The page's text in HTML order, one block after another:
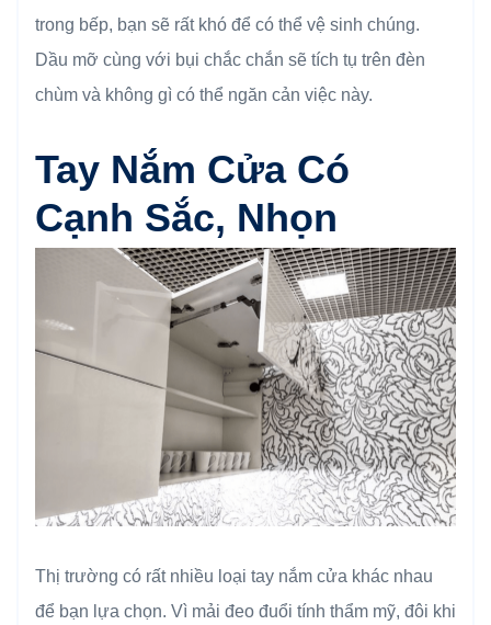
trong bếp, bạn sẽ rất khó để có thể vệ sinh chúng.
Dầu mỡ cùng với bụi chắc chắn sẽ tích tụ trên đèn
chùm và không gì có thể ngăn cản việc này.
Tay Nắm Cửa Có
Cạnh Sắc, Nhọn
Thị trường có rất nhiều loại tay nắm cửa khác nhau
để bạn lựa chọn. Vì mải đeo đuổi tính thẩm mỹ, đôi khi